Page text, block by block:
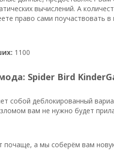
вычислений. А
право сами поучаствовать
1100
Spider Bird
собой деблокированный
вам не нужно будет
почаще, а мы соберём вам